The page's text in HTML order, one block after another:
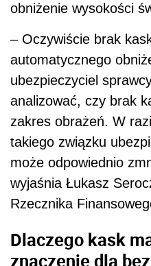
obniżenie wysokości
– Oczywiście brak
automatycznego
ubezpieczyciel
analizować, czy brak
zakres obrażeń. W
takiego związku
może odpowiednio
wyjaśnia Łukasz
Rzecznika
Dlaczego kask
znaczenie dla